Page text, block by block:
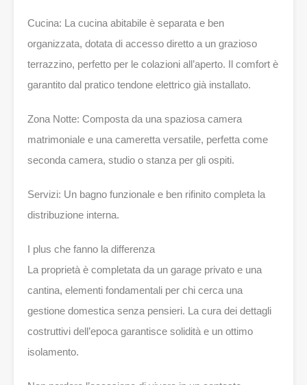
Cucina: La cucina abitabile è separata e ben
organizzata, dotata di accesso diretto a un grazioso
terrazzino, perfetto per le colazioni all’aperto. Il comfort è
garantito dal pratico tendone elettrico già installato.
Zona Notte: Composta da una spaziosa camera
matrimoniale e una cameretta versatile, perfetta come
seconda camera, studio o stanza per gli ospiti.
Servizi: Un bagno funzionale e ben rifinito completa la
distribuzione interna.
I plus che fanno la differenza
La proprietà è completata da un garage privato e una
cantina, elementi fondamentali per chi cerca una
gestione domestica senza pensieri. La cura dei dettagli
costruttivi dell’epoca garantisce solidità e un ottimo
isolamento.